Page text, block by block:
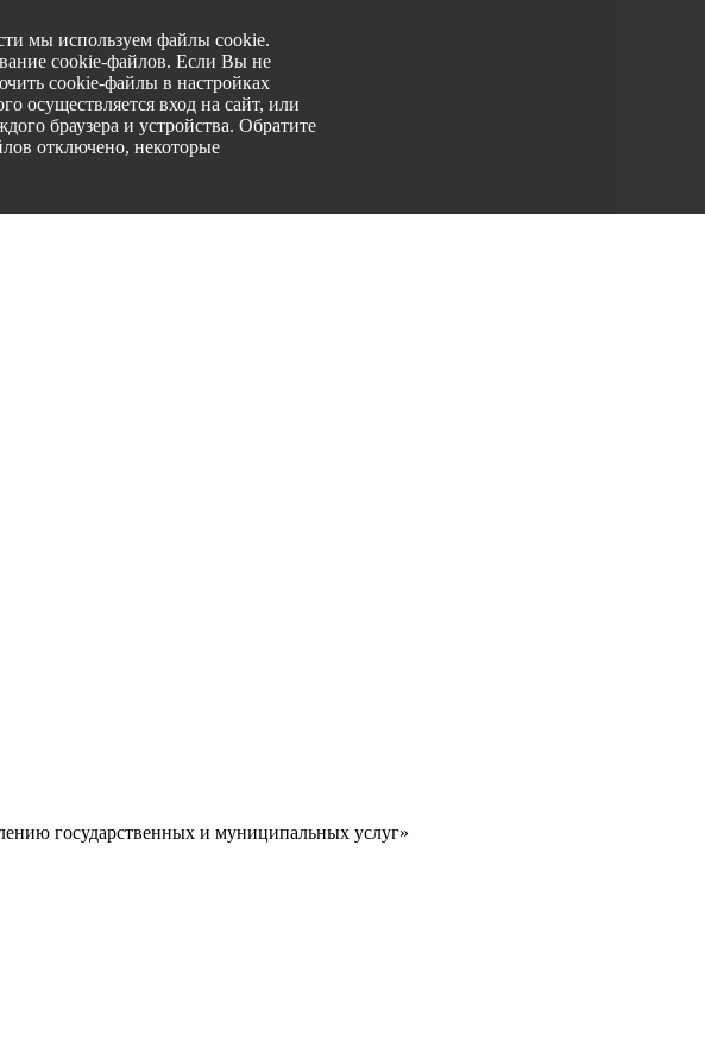
государственных и муниципальных услуг»
мы используем файлы cookie.
cookie-файлов. Если Вы не
cookie-файлы в настройках
осуществляется вход на сайт, или
браузера и устройства. Обратите
отключено, некоторые